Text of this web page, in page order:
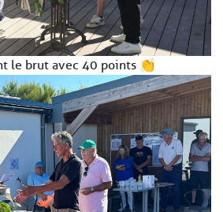
le brut avec 40 points 👏